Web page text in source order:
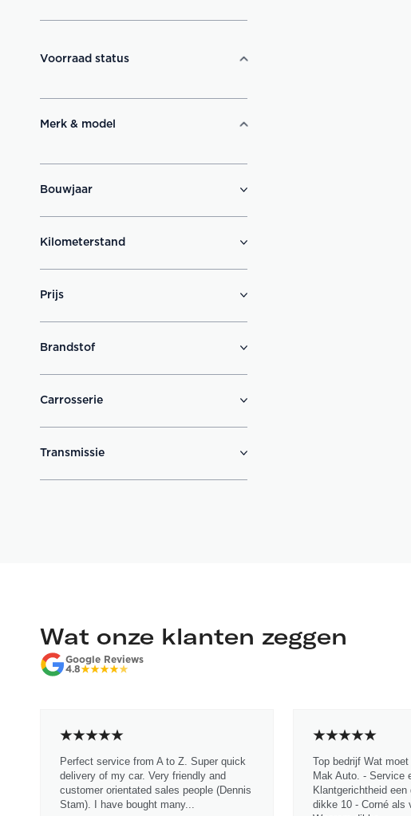
Voorraad status
Merk & model
Bouwjaar
Kilometerstand
Prijs
Brandstof
Carrosserie
Transmissie
Wat onze klanten zeggen
Google Reviews
4.8
Perfect service from A to Z. Super quick
delivery of my car. Very friendly and
customer orientated sales people (Dennis
Stam). I have bought many...
Top bedrijf Wat
Mak Auto. - Service
Klantgerichtheid
dikke 10 - Corné als